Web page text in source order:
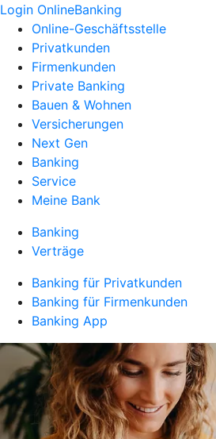
Login OnlineBanking
Online-Geschäftsstelle
Privatkunden
Firmenkunden
Private Banking
Bauen & Wohnen
Versicherungen
Next Gen
Banking
Service
Meine Bank
Banking
Verträge
Banking für Privatkunden
Banking für Firmenkunden
Banking App